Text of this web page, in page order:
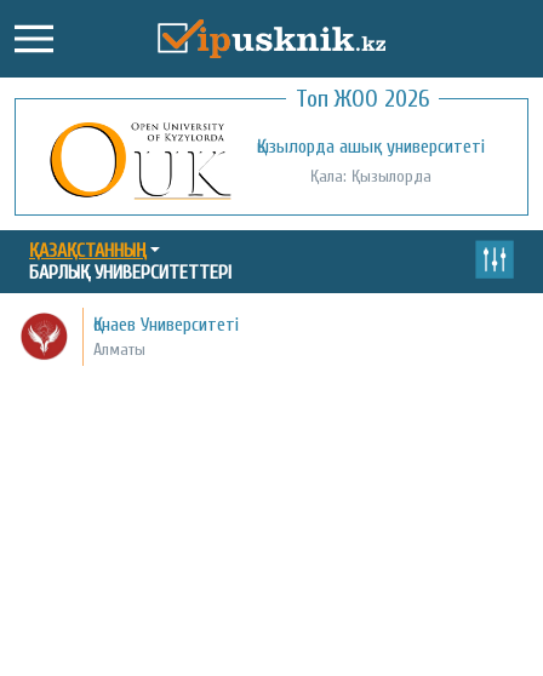
Топ ЖОО 2026
Қызылорда ашық университеті
Қала: Қызылорда
Қожа Ахмет Ясауи атындағы Халықаралық
қазақ-түрік университеті
Қала: Түркістан
ҚАЗАҚСТАННЫҢ
БАРЛЫҚ УНИВЕРСИТЕТТЕРІ
Қонаев Университеті
Алматы